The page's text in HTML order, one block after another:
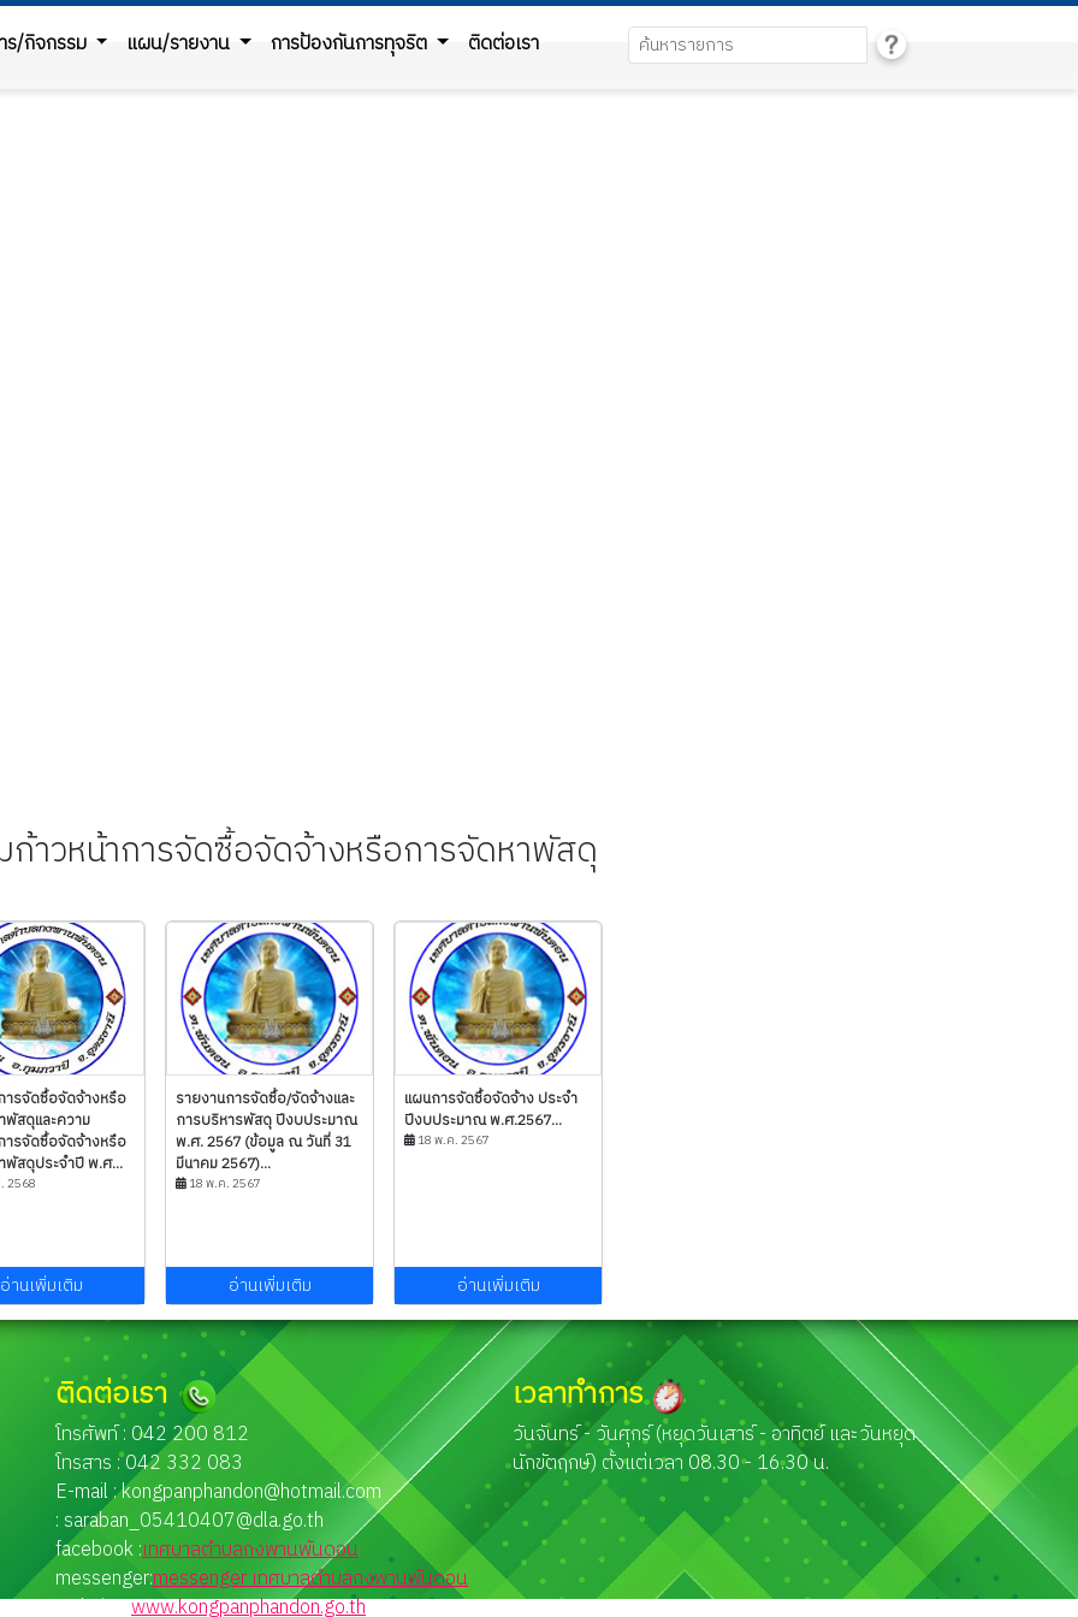
ร/กิจกรรม แผน/รายงาน การป้องกันการทุจริต ติดต่อเรา
ก้าวหน้าการจัดซื้อจัดจ้างหรือการจัดหาพัสดุ
ารจัดซื้อจัดจ้างหรือ
พัสดุและความ
ารจัดซื้อจัดจ้างหรือ
พัสดุประจำปี พ.ศ...
2568
อ่านเพิ่มเติม
รายงานการจัดซื้อ/จัดจ้างและ
การบริหารพัสดุ ปีงบประมาณ
พ.ศ. 2567 (ข้อมูล ณ วันที่ 31
มีนาคม 2567)...
18 พ.ค. 2567
อ่านเพิ่มเติม
แผนการจัดซื้อจัดจ้าง ประจำ
ปีงบประมาณ พ.ศ.2567...
18 พ.ค. 2567
อ่านเพิ่มเติม
ติดต่อเรา
โทรศัพท์ : 042 200 812
โทรสาร : 042 332 083
E-mail :kongpanphandon@hotmail.com
: saraban_05410407@dla.go.th
facebook :เทศบาลตำบลกงพานพันดอน
messenger:messenger เทศบาลตำบลกงพานพันดอน
website :www.kongpanphandon.go.th
เวลาทำการ
วันจันทร์ - วันศุกร์ (หยุดวันเสาร์ - อาทิตย์ และวันหยุด
นักขัตฤกษ์) ตั้งแต่เวลา 08.30 - 16.30 น.